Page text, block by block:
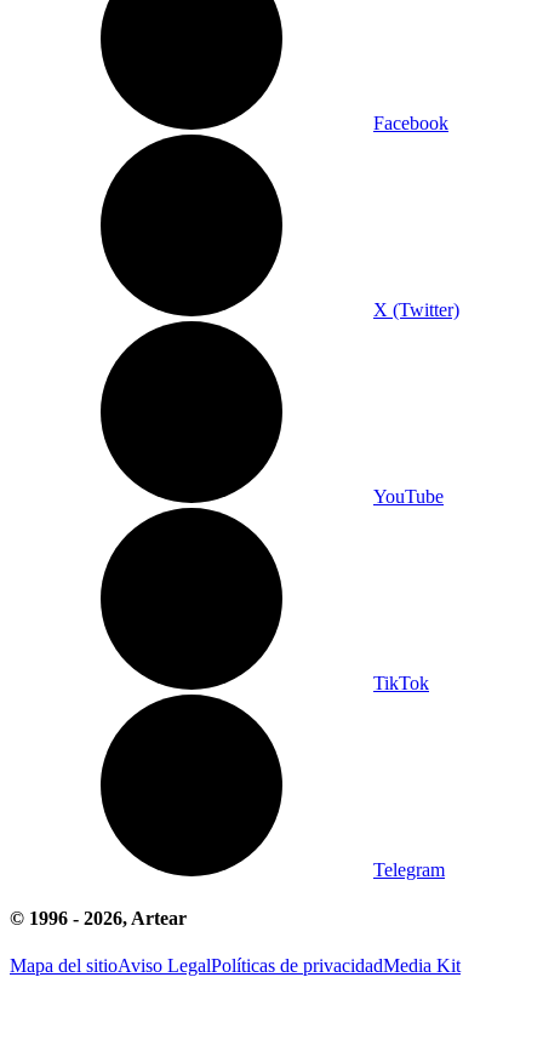
Facebook
X (Twitter)
YouTube
TikTok
Telegram
© 1996 - 2026, Artear
Mapa del sitioAviso LegalPolíticas de privacidadMedia Kit